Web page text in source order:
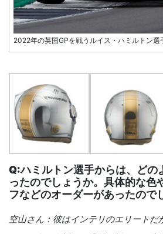
2022年の英国GPを戦うルイス・ハミルトン選
Q:ハミルトン選手からは、どの
ったのでしょうか。具体的な色
フなどのオーダーがあったので
空山さん：彼はインテリのエリートだ